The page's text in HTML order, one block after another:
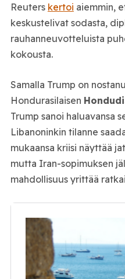
Reuters kertoi aiemmin,
keskustelivat sodasta,
rauhanneuvotteluista
kokousta.
Samalla Trump on
Hondurasilaisen
Trump sanoi haluavansa
Libanoninkin tilanne
mukaansa kriisi näyttää
mutta Iran-sopimuksen
mahdollisuus yrittää